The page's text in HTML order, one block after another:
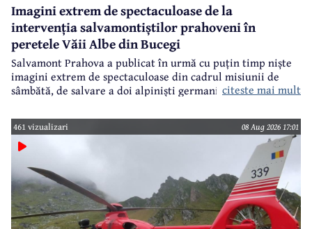
Imagini extrem de spectaculoase de la
intervenția salvamontiștilor prahoveni în
peretele Văii Albe din Bucegi
Salvamont Prahova a publicat în urmă cu puțin timp niște
imagini extrem de spectaculoase din cadrul misiunii de
sâmbătă, de salvare a doi alpiniști germani din peretele
citeste mai mult
461 vizualizari 08 Aug 2026 17:01